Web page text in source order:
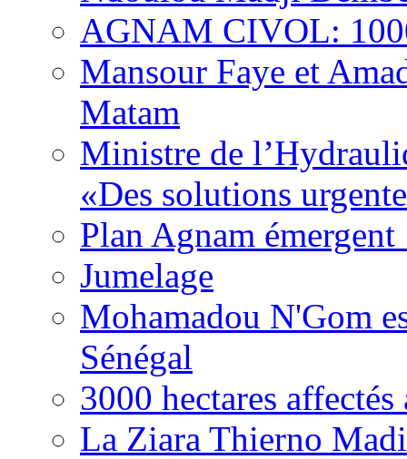
AGNAM CIVOL:
Mansour Faye et
Matam
Ministre de
«Des solutions
Plan Agnam
Jumelage
Mohamadou N'Gom
Sénégal
3000 hectares
La Ziara Thierno